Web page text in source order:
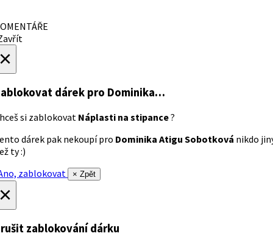
dárek pro Dominika…
si zablokovat Náplasti na stipance?
dárek pak nekoupí pro Dominika Atigu Sobotková nikdo
ty :)
zablokovat
× Zpět
zablokování dárku